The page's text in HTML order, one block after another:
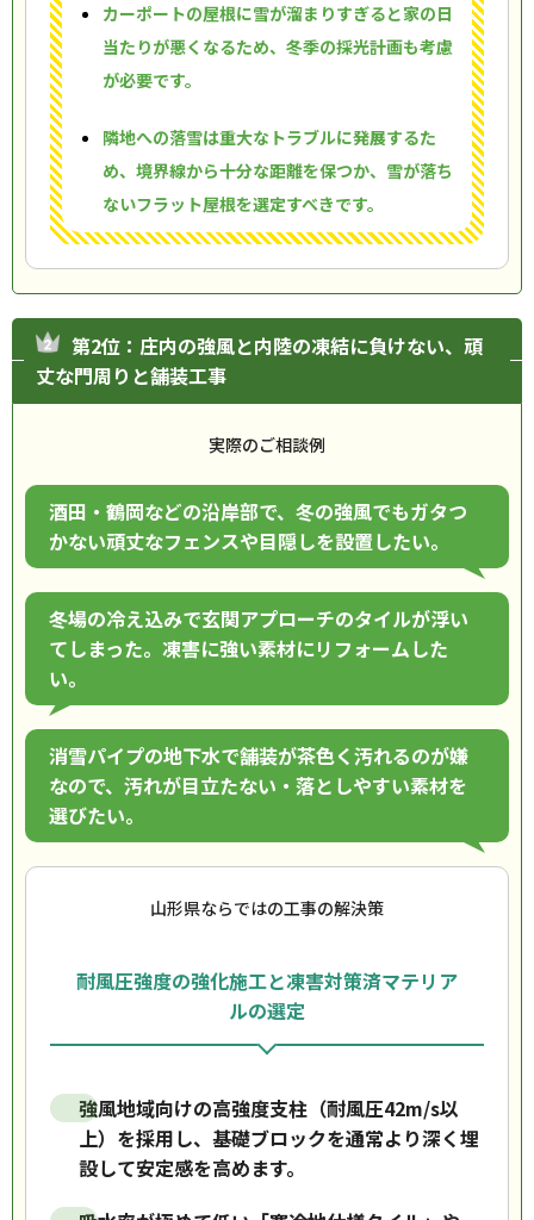
カーポートの屋根に雪が溜まりすぎると家の日
当たりが悪くなるため、冬季の採光計画も考慮
が必要です。
隣地への落雪は重大なトラブルに発展するた
め、境界線から十分な距離を保つか、雪が落ち
ないフラット屋根を選定すべきです。
第2位：庄内の強風と内陸の凍結に負けない、頑
丈な門周りと舗装工事
実際のご相談例
酒田・鶴岡などの沿岸部で、冬の強風でもガタつ
かない頑丈なフェンスや目隠しを設置したい。
冬場の冷え込みで玄関アプローチのタイルが浮い
てしまった。凍害に強い素材にリフォームした
い。
消雪パイプの地下水で舗装が茶色く汚れるのが嫌
なので、汚れが目立たない・落としやすい素材を
選びたい。
山形県ならではの工事の解決策
耐風圧強度の強化施工と凍害対策済マテリア
ルの選定
強風地域向けの高強度支柱（耐風圧42m/s以
上）を採用し、基礎ブロックを通常より深く埋
設して安定感を高めます。